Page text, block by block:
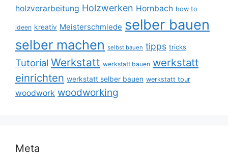
holzverarbeitung Holzwerken Hornbach how to
ideen kreativ Meisterschmiede selber bauen
selber machen selbst bauen tipps tricks
Tutorial Werkstatt werkstatt bauen werkstatt
einrichten werkstatt selber bauen werkstatt tour
woodwork woodworking
Meta